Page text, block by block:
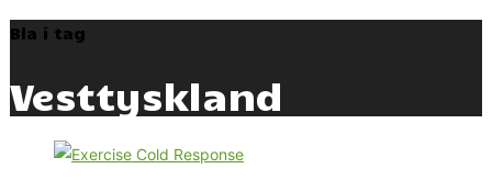
Bla i tag
Vesttyskland